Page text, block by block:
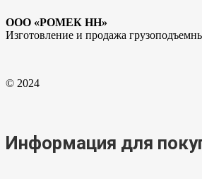
ООО «РОМЕК НН»
Изготовление и продажа
© 2024
Информация для